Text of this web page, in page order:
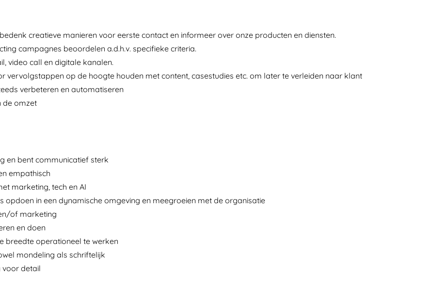
creatieve manieren voor eerste contact en informeer over onze producten en diensten.
campagnes beoordelen a.d.h.v. specifieke criteria.
video call en digitale kanalen.
vervolgstappen op de hoogte houden met content, casestudies etc. om later te verleiden naar klant
verbeteren en automatiseren
de omzet
en bent communicatief sterk
empathisch
marketing, tech en AI
opdoen in een dynamische omgeving en meegroeien met de organisatie
of marketing
en doen
breedte operationeel te werken
mondeling als schriftelijk
voor detail